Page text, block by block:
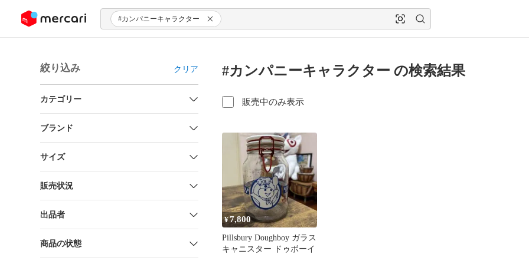
ツにスキップ #カンパニーキャラクター
絞り込み クリア
カテゴリー
ブランド
サイズ
販売状況
出品者
商品の状態
#カンパニーキャラクター の検索結果
販売中のみ表示
¥7,800
Pillsbury Doughboy ガラス
キャニスター ドゥボーイ